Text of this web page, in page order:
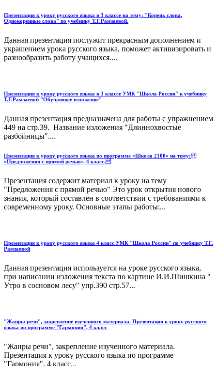
Презентация к уроку русского языка в 3 классе на тему: "Корень слова.
Однокоренные слова" по учебнику Т.Г.Рамзаевой.
Данная презентация послужит прекрасным дополнением и
украшением урока русского языка, поможет активизировать и
разнообразить работу учащихся....
Презентация к уроку русского языка в 3 классе УМК "Школа России" к учебнику
Т.Г.Рамзаевой "Обучающее изложение"
Данная презентация предназначена для работы с упражнением
449 на стр.39. Название изложения "Длиннохвостые
разбойницы"....
Презентация к уроку русского языка по программе «Школа 2100» на тему:
«Предложения с прямой речью», 4 класс.
Презентация содержит материал к уроку на тему
"Предложения с прямой речью" Это урок открытия нового
знания, который составлен в соответствии с требованиями к
современному уроку. Основные этапы работы:...
Презентация к уроку русского языка 4 класс УМК "Школа России" по учебнику Т.Г.
Рамзаевой
Данная презентация используется на уроке русского языка,
при написании изложения текста по картине И.И.Шишкина "
Утро в сосновом лесу" упр.390 стр.57...
"Жанры речи", закрепление изученного материала. Презентация к уроку русского
языка по программе "Гармония", 4 класс
"Жанры речи", закрепление изученного материала.
Презентация к уроку русского языка по программе
"Гармония", 4 класс...